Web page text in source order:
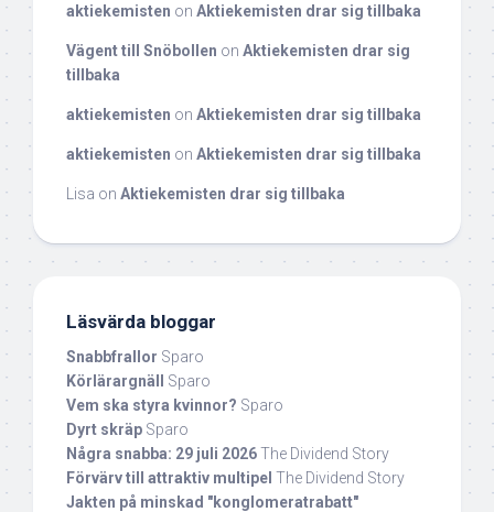
aktiekemisten on Aktiekemisten drar sig tillbaka
Vägent till Snöbollen on Aktiekemisten drar sig
tillbaka
aktiekemisten on Aktiekemisten drar sig tillbaka
aktiekemisten on Aktiekemisten drar sig tillbaka
Lisa on Aktiekemisten drar sig tillbaka
Läsvärda bloggar
Snabbfrallor Sparo
Körlärargnäll
Sparo
Vem ska styra kvinnor? Sparo
Dyrt skräp Sparo
Några snabba: 29 juli 2026The Dividend Story
Förvärv till attraktiv multipel The Dividend Story
Jakten på minskad "konglomeratrabatt"